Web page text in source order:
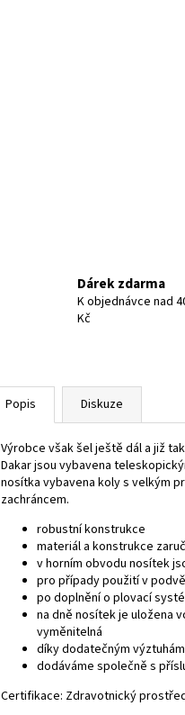
Dárek zdarma
K objednávce nad
Kč
Popis Diskuze
Výrobce však šel ještě dál a již
Dakar jsou vybavena
nosítka vybavena koly s velkým
zachráncem.
robustní konstrukce
materiál a konstrukce
v horním obvodu nosítek
pro případy použití v
po doplnění o plovací
na dně nosítek je uložena
vyměnitelná
díky dodatečným
dodáváme společně s
Certifikace: Zdravotnický